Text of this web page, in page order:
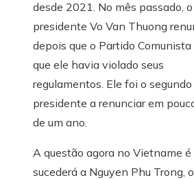
desde 2021. No mês passado, o
presidente Vo Van Thuong
depois que o Partido Comunista
que ele havia violado seus
regulamentos. Ele foi o segundo
presidente a renunciar em
de um ano.
A questão agora no Vietname é
sucederá a Nguyen Phu Trong,